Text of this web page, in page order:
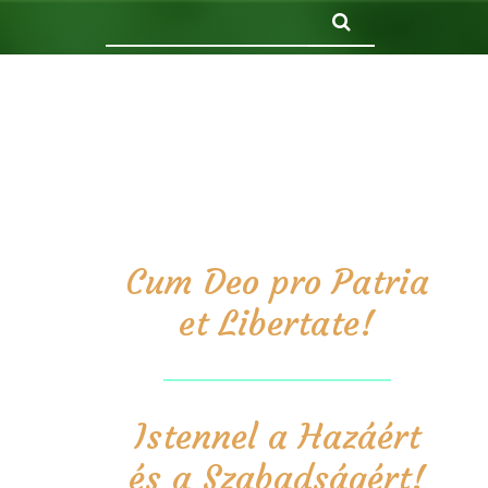
Cum Deo pro Patria
et Libertate!
Istennel a Hazáért
és a Szabadságért!